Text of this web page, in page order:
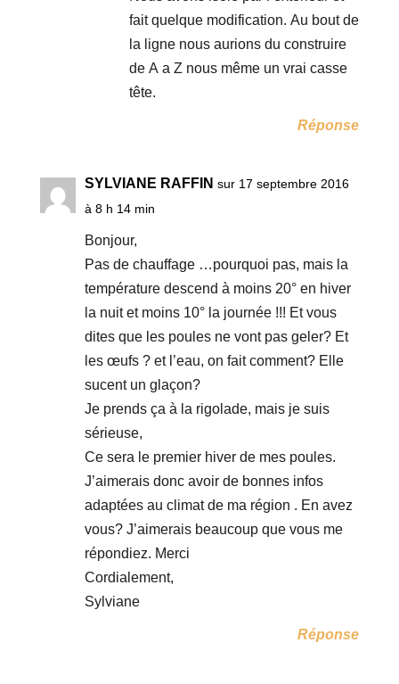
fait quelque modification. Au bout de
la ligne nous aurions du construire
de A a Z nous même un vrai casse
tête.
Réponse
SYLVIANE RAFFIN sur 17 septembre 2016
à 8 h 14 min
Bonjour,
Pas de chauffage …pourquoi pas, mais la
température descend à moins 20° en hiver
la nuit et moins 10° la journée !!! Et vous
dites que les poules ne vont pas geler? Et
les œufs ? et l’eau, on fait comment? Elle
sucent un glaçon?
Je prends ça à la rigolade, mais je suis
sérieuse,
Ce sera le premier hiver de mes poules.
J’aimerais donc avoir de bonnes infos
adaptées au climat de ma région . En avez
vous? J’aimerais beaucoup que vous me
répondiez. Merci
Cordialement,
Sylviane
Réponse